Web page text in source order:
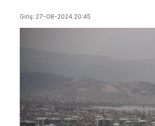
Giriş: 27-08-2024 20:45